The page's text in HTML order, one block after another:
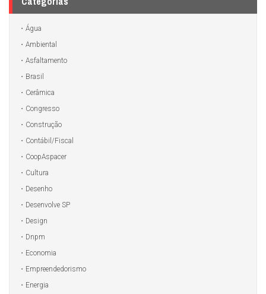
Água
Ambiental
Asfaltamento
Brasil
Cerâmica
Congresso
Construção
Contábil/Fiscal
CoopAspacer
Cultura
Desenho
Desenvolve SP
Design
Dnpm
Economia
Empreendedorismo
Energia